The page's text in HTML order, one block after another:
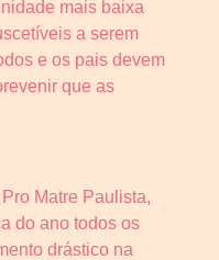
mais baixa
a serem
e os pais devem
que as
Matre Paulista,
do ano todos os
drástico na